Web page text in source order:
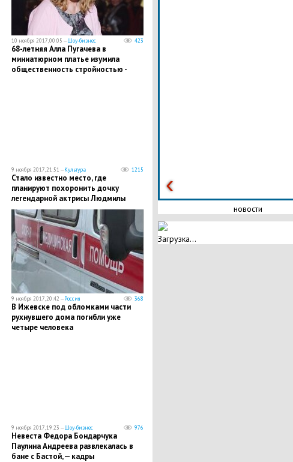
10 ноября 2017, 00:05 —Шоу-бизнес 423
68-летняя Алла Пугачева в
миниатюрном платье изумила
общественность стройностью -
9 ноября 2017, 21:51 —Культура 1215
Стало известно место, где
планируют похоронить дочку
легендарной актрисы Людмилы
Гурченко Марию Королеву:
пользователи Сети выразили свое
негодование
9 ноября 2017, 20:42 —Россия 368
В Ижевске под обломками части
рухнувшего дома погибли уже
четыре человека
9 ноября 2017, 19:23 —Шоу-бизнес 976
​Невеста Федора Бондарчука
Паулина Андреева развлекалась в
бане с Бастой, — кадры
новости
Загрузка...